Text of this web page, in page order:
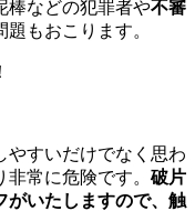
棒などの犯罪者や不審
題もおこります。
やすいだけでなく思わ
常に危険です。 破片
がいたしますので、触